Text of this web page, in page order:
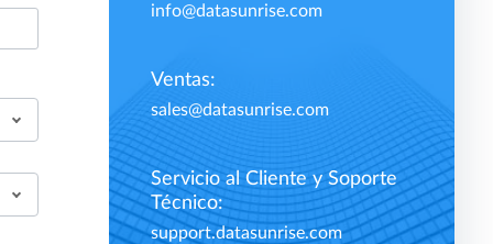
info@datasunrise.com
Ventas:
sales@datasunrise.com
Servicio al Cliente y Soporte
Técnico:
support.datasunrise.com